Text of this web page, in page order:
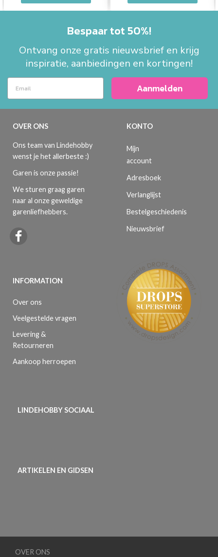
Bespaar tot 50%!
Ontvang onze gratis nieuwsbrief en krijg
inspiratie, aanbiedingen en kortingen!
Aanmelden
OVER ONS
Ons team van Lindehobby
wenst je het allerbeste :)
Garen is onze passie!
We sturen graag garen
naar al onze geweldige
garenliefhebbers.
INFORMATION
Over ons
Veelgestelde vragen
Levering &
Retourneren
Aankoop herroepen
KONTO
Mijn
account
Adresboek
Verlanglijst
Bestelgeschiedenis
Nieuwsbrief
LINDEHOBBY SOCIAAL
ARTIKELEN EN GIDSEN
OVER ONS